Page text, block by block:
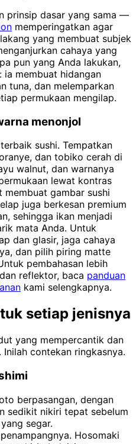
prinsip dasar yang sama —
memperingatkan agar
yang membuat subjek
cahaya yang
pun yang Anda lakukan,
ia membuat hidangan
tuna, dan melemparkan
permukaan mengilap.
menonjol
sushi. Tempatkan
dan tobiko cerah di
walnut, dan warnanya
lewat kontras
gambar sushi
juga berkesan premium
sehingga ikan menjadi
mata Anda. Untuk
dan glasir, jaga cahaya
dan pilih piring matte
pembahasan lebih
reflektor, baca panduan
kami selengkapnya.
setiap jenisnya
yang mempercantik dan
contekan ringkasnya.
berpasangan, dengan
sedikit nikiri tepat sebelum
segar.
Hosomaki